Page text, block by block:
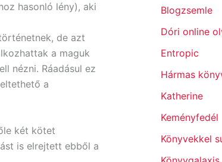
hasonló lény), aki
de azt
a maguk
nézni. Ráadásul ez
a
két kötet
is elrejtett ebből a
Blogzsemle
Dóri online
Entropic
Hármas
Katherine
Keményfedél
Könyvekkel